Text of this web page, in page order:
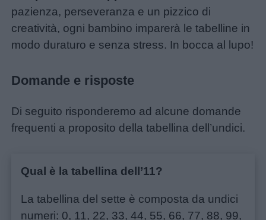
pazienza, perseveranza e un pizzico di
creatività, ogni bambino imparerà le tabelline in
modo duraturo e senza stress. In bocca al lupo!
Domande e risposte
Di seguito risponderemo ad alcune domande
frequenti a proposito della tabellina dell’undici.
Qual è la tabellina dell’11?
La tabellina del sette è composta da undici
numeri: 0, 11, 22, 33, 44, 55, 66, 77, 88, 99,